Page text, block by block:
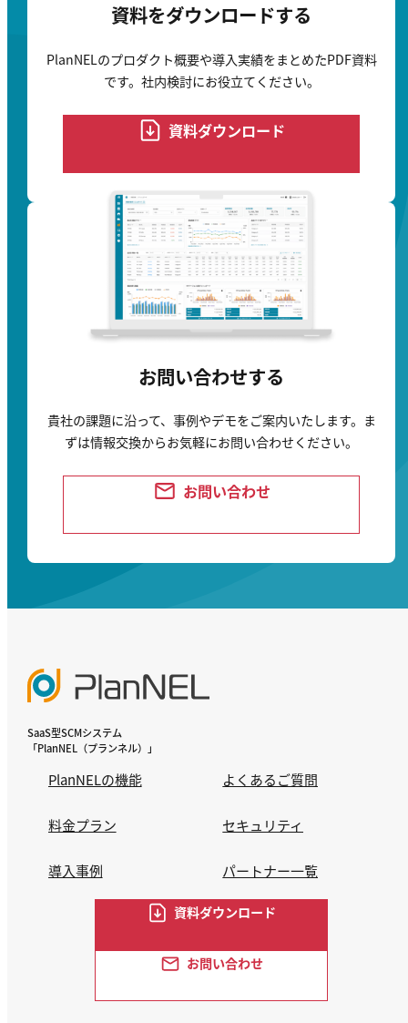
資料をダウンロードする
PlanNELのプロダクト概要や導入実績をまとめたPDF資料
です。 社内検討にお役立てください。
資料ダウンロード
お問い合わせする
貴社の課題に沿って、事例やデモをご案内いたします。 ま
ずは情報交換からお気軽にお問い合わせください。
お問い合わせ
SaaS型SCMシステム
「PlanNEL（プランネル）」
PlanNELの機能 よくあるご質問
料金プラン セキュリティ
導入事例 パートナー一覧
資料ダウンロード
お問い合わせ